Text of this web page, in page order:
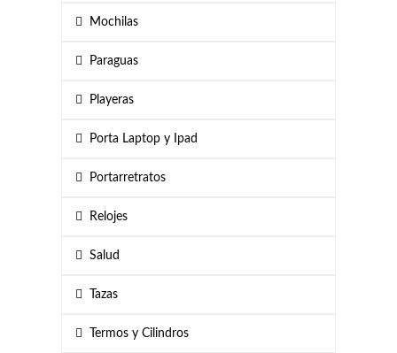
Mochilas
Paraguas
Playeras
Porta Laptop y Ipad
Portarretratos
Relojes
Salud
Tazas
Termos y Cilindros